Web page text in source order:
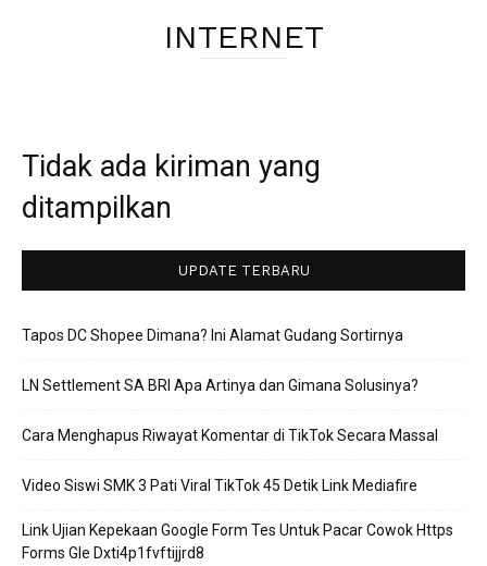
INTERNET
Tidak ada kiriman yang
ditampilkan
UPDATE TERBARU
Tapos DC Shopee Dimana? Ini Alamat Gudang Sortirnya
LN Settlement SA BRI Apa Artinya dan Gimana Solusinya?
Cara Menghapus Riwayat Komentar di TikTok Secara Massal
Video Siswi SMK 3 Pati Viral TikTok 45 Detik Link Mediafire
Link Ujian Kepekaan Google Form Tes Untuk Pacar Cowok Https
Forms Gle Dxti4p1fvftijjrd8